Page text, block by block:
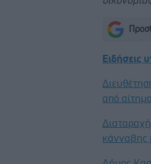
Ειδήσεις
από
κάνναβης